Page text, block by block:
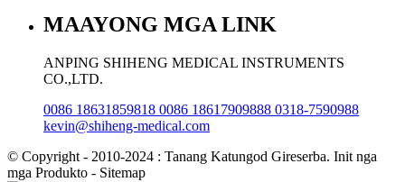
MAAYONG MGA LINK
ANPING SHIHENG MEDICAL INSTRUMENTS
CO.,LTD.
0086 18631859818 0086 18617909888 0318-7590988
kevin@shiheng-medical.com
© Copyright - 2010-2024 : Tanang Katungod Gireserba. Init nga
mga Produkto - Sitemap